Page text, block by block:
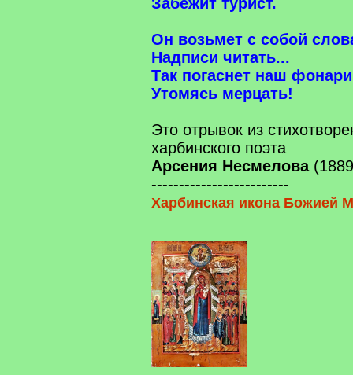
Он возьмет с собой
Надписи читать...
Так погаснет наш
Утомясь мерцать!
Это отрывок из
харбинского поэта
Арсения Несмелова
-------------------------
Харбинская икона Божией